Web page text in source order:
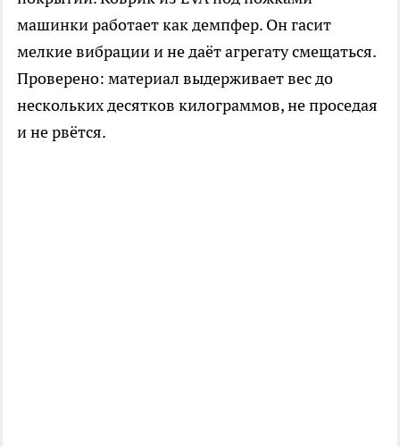
машинки работает как демпфер. Он гасит
мелкие вибрации и не даёт агрегату смещаться.
Проверено: материал выдерживает вес до
нескольких десятков килограммов, не проседая
и не рвётся.